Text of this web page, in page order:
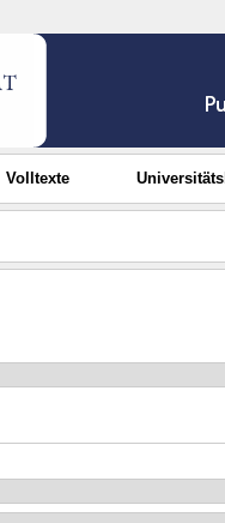
Volltexte